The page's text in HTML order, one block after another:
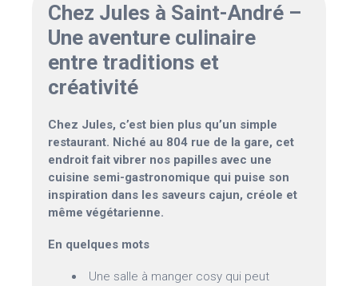
Chez Jules à Saint-André –
Une aventure culinaire
entre traditions et
créativité
Chez Jules, c’est bien plus qu’un simple
restaurant. Niché au 804 rue de la gare, cet
endroit fait vibrer nos papilles avec une
cuisine semi-gastronomique qui puise son
inspiration dans les saveurs cajun, créole et
même végétarienne.
En quelques mots
Une salle à manger cosy qui peut